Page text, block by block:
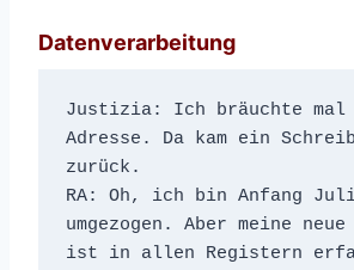
Datenverarbeitung
Justizia: Ich bräuchte mal
Adresse. Da kam ein
zurück.
RA: Oh, ich bin Anfang
umgezogen. Aber meine neue
ist in allen Registern